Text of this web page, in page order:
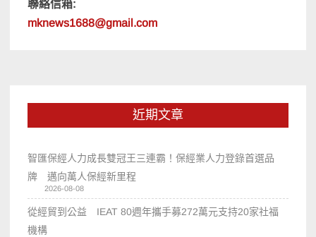
聯絡信箱:
mknews1688@gmail.com
近期文章
智匯保經人力成長雙冠王三連霸！保經業人力登錄首選品
牌 邁向萬人保經新里程
2026-08-08
從經貿到公益 IEAT 80週年攜手募272萬元支持20家社福
機構